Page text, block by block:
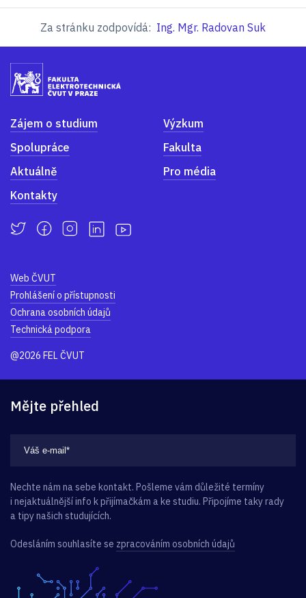
Za stránku zodpovídá: Ing. Mgr. Radovan Suk
Zájem o studium
Výzkum
Spolupráce
Fakulta
Aktuálně
Pro média
Kontakty
Web ČVUT
Prohlášení o přístupnosti
Ochrana osobních údajů
Technická podpora
@2026 FEL ČVUT
Mějte přehled
Nechte nám na sebe kontakt. Pošleme vám důležité termíny
i nejaktuálnější info k přijímačkám a ke studiu. Připojíme taky rady
a tipy našich studujících.
Odesláním souhlasíte se zpracováním osobních údajů